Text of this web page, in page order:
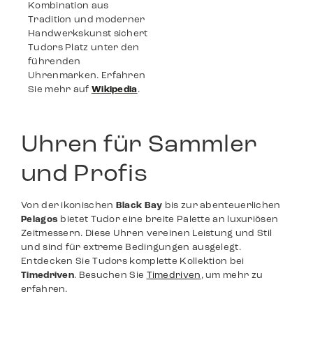
Kombination aus
Tradition und moderner
Handwerkskunst sichert
Tudors Platz unter den
führenden
Uhrenmarken. Erfahren
Sie mehr auf Wikipedia​.
Uhren für Sammler
und Profis
Von der ikonischen Black Bay bis zur abenteuerlichen
Pelagos bietet Tudor eine breite Palette an luxuriösen
Zeitmessern. Diese Uhren vereinen Leistung und Stil
und sind für extreme Bedingungen ausgelegt.
Entdecken Sie Tudors komplette Kollektion bei
Timedriven. Besuchen Sie Timedriven , um mehr zu
erfahren.